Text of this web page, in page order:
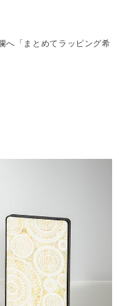
へ「まとめてラッピング希